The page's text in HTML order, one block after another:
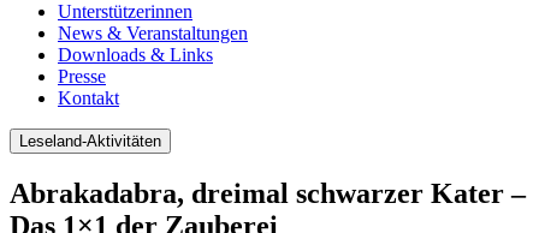
Unterstützerinnen
News & Veranstaltungen
Downloads & Links
Presse
Kontakt
Leseland-Aktivitäten
Abrakadabra, dreimal schwarzer Kater –
Das 1×1 der Zauberei